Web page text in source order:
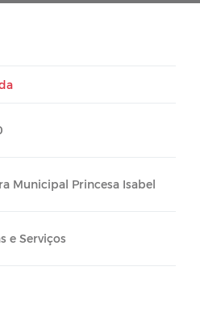
Municipal Princesa Isabel
e Serviços